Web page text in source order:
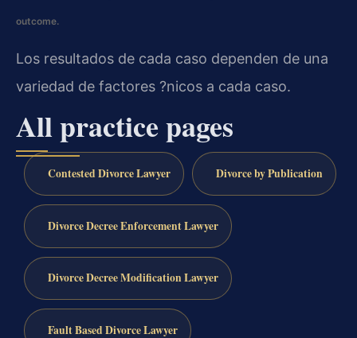
outcome.
Los resultados de cada caso dependen de una
variedad de factores ?nicos a cada caso.
All practice pages
Contested Divorce Lawyer Divorce by Publication
Divorce Decree Enforcement Lawyer
Divorce Decree Modification Lawyer
Fault Based Divorce Lawyer